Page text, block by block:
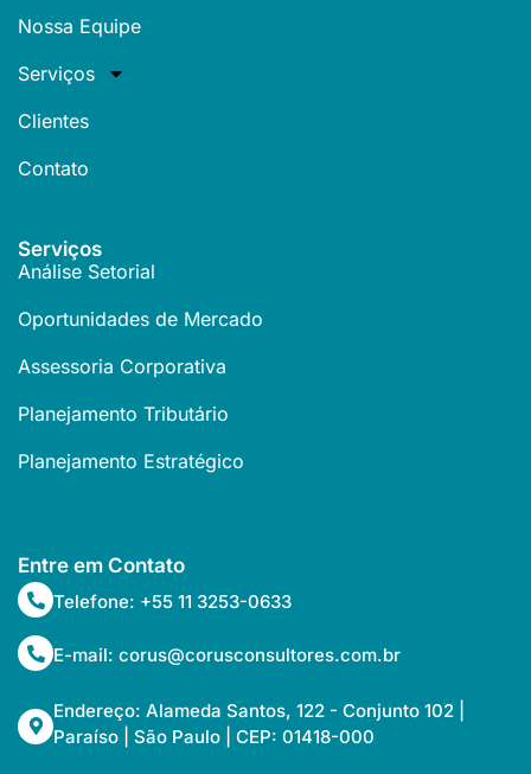
Nossa Equipe
Serviços
Clientes
Contato
Serviços
Análise Setorial
Oportunidades de Mercado
Assessoria Corporativa
Planejamento Tributário
Planejamento Estratégico
Entre em Contato
Telefone: +55 11 3253-0633
E-mail: corus@corusconsultores.com.br
Endereço: Alameda Santos, 122 - Conjunto 102 |
Paraíso | São Paulo | CEP: 01418-000